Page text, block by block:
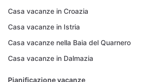
Casa vacanze in Croazia
Casa vacanze in Istria
Casa vacanze nella Baia del Quarnero
Casa vacanze in Dalmazia
Pianificazione vacanze